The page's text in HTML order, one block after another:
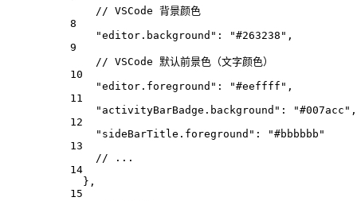
// VSCode 背景颜色
8
"editor.background" : "#263238" ,
9
// VSCode 默认前景色（文字颜色）
10
"editor.foreground" : "#eeffff" ,
11
"activityBarBadge.background" : "#007acc" ,
12
"sideBarTitle.foreground" :
"#bbbbbb"
13
// ...
14
},
15